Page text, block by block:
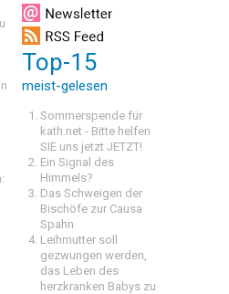
Top-15
meist-gelesen
Sommerspende für
kath.net - Bitte helfen
SIE uns jetzt JETZT!
Ein Signal des
Himmels?
Das Schweigen der
Bischöfe zur Causa
Spahn
Leihmutter soll
gezwungen werden,
das Leben des
herzkranken Babys zu